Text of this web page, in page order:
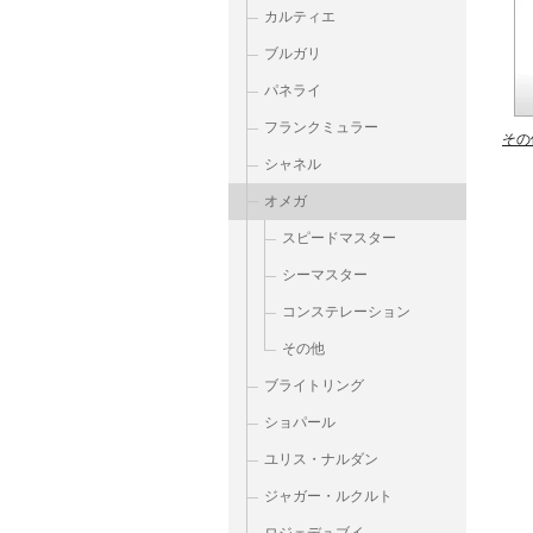
そ
カルティエ
ブルガリ
パネライ
フランクミュラー
シャネル
オメガ
スピードマスター
シーマスター
コンステレーション
その他
ブライトリング
ショパール
ユリス・ナルダン
ジャガー・ルクルト